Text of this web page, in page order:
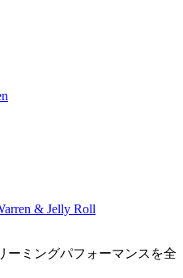
& Jelly Roll
ーミングパフォーマンスを全